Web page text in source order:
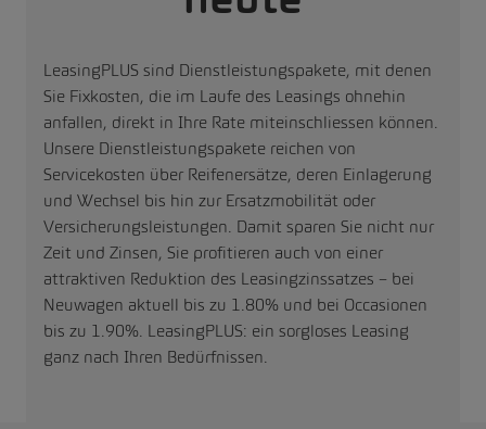
LeasingPLUS sind Dienstleistungspakete, mit denen
Sie Fixkosten, die im Laufe des Leasings ohnehin
anfallen, direkt in Ihre Rate miteinschliessen können.
Unsere Dienstleistungspakete reichen von
Servicekosten über Reifenersätze, deren Einlagerung
und Wechsel bis hin zur Ersatzmobilität oder
Versicherungsleistungen. Damit sparen Sie nicht nur
Zeit und Zinsen, Sie profitieren auch von einer
attraktiven Reduktion des Leasingzinssatzes – bei
Neuwagen aktuell bis zu 1.80% und bei Occasionen
bis zu 1.90%. LeasingPLUS: ein sorgloses Leasing
ganz nach Ihren Bedürfnissen.